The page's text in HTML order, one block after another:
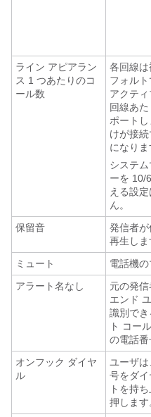
ライン アピアラン
ス 1 つあたりのコ
ール数
各回線
フォル
アクテ
回線あ
ポート
けが接
になりま
システ
ーを 10/
える設
ん。
保留音
発信者
再生しま
ミュート
電話機の
アラート名なし
元の発信
エンド
識別で
ト コー
の電話番
オンフック ダイヤ
ル
ユーザ
号をダ
トを持
押します